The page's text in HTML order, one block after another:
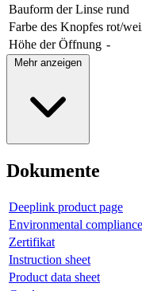
Bauform der Linse rund
Farbe des Knopfes rot/
Höhe der Öffnung -
Mehr anzeigen
Dokumente
Deeplink product page
Environmental
Zertifikat
Instruction sheet
Product data sheet